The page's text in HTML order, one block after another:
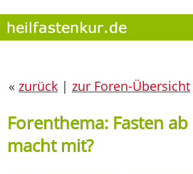
« zurück | zur Foren-Übersicht
Forenthema: Fasten
macht mit?